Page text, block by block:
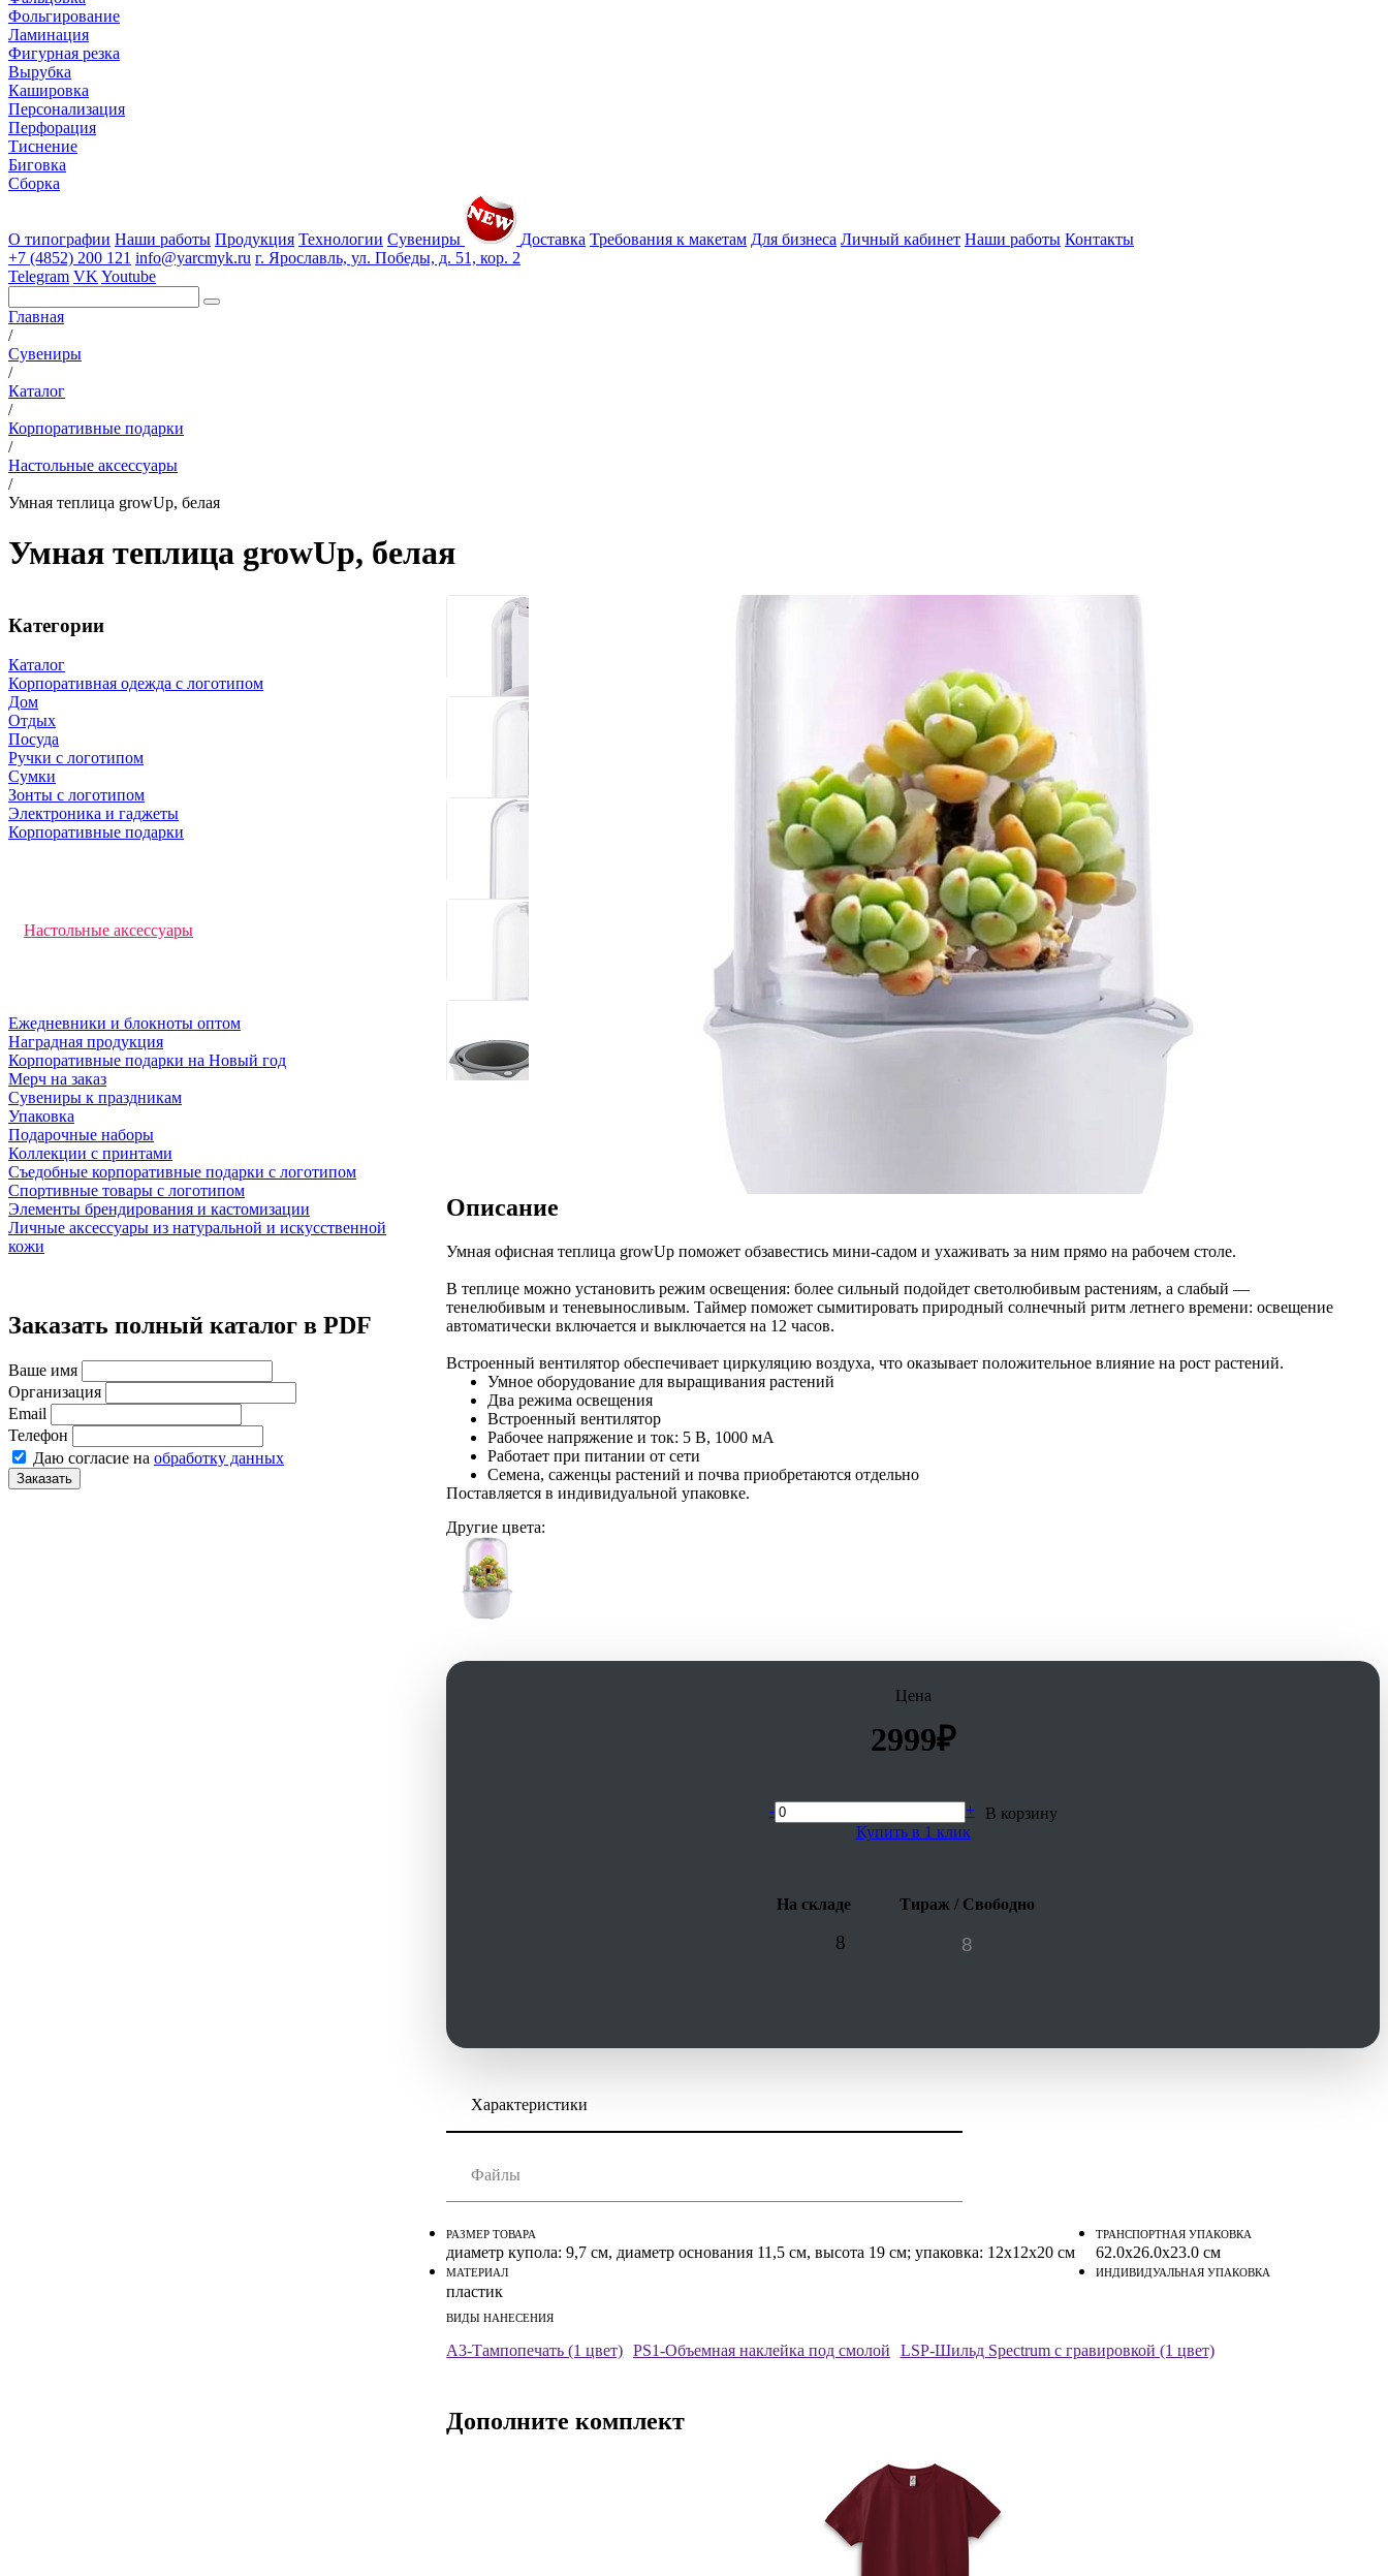
Фольгирование
Ламинация
Фигурная резка
Вырубка
Кашировка
Персонализация
Перфорация
Тиснение
Биговка
Сборка
О типографии Наши работы Продукция Технологии Сувениры Доставка Требования к макетам Для бизнеса Личный кабинет Наши работы Контакты
+7 (4852) 200 121 info@yarcmyk.ru г. Ярославль, ул. Победы, д. 51, кор. 2
Telegram VK Youtube
Главная
/
Сувениры
/
Каталог
/
Корпоративные подарки
/
Настольные аксессуары
/
Умная теплица growUp, белая
Умная теплица growUp, белая
Категории
Каталог
Корпоративная одежда с логотипом
Дом
Отдых
Посуда
Ручки с логотипом
Сумки
Зонты с логотипом
Электроника и гаджеты
Корпоративные подарки
Настольные аксессуары
Ежедневники и блокноты оптом
Наградная продукция
Корпоративные подарки на Новый год
Мерч на заказ
Сувениры к праздникам
Упаковка
Подарочные наборы
Коллекции с принтами
Съедобные корпоративные подарки с логотипом
Спортивные товары с логотипом
Элементы брендирования и кастомизации
Личные аксессуары из натуральной и искусственной
кожи
Заказать полный каталог в PDF
Ваше имя
Организация
Email
Телефон
Даю согласие на обработку данных
Заказать
Описание
Умная офисная теплица growUp поможет обзавестись мини-садом и ухаживать за ним прямо на рабочем столе.
В теплице можно установить режим освещения: более сильный подойдет светолюбивым растениям, а слабый —
тенелюбивым и теневыносливым. Таймер поможет сымитировать природный солнечный ритм летнего времени: освещение
автоматически включается и выключается на 12 часов.
Встроенный вентилятор обеспечивает циркуляцию воздуха, что оказывает положительное влияние на рост растений.
Умное оборудование для выращивания растений
Два режима освещения
Встроенный вентилятор
Рабочее напряжение и ток: 5 В, 1000 мА
Работает при питании от сети
Семена, саженцы растений и почва приобретаются отдельно
Поставляется в индивидуальной упаковке.
Другие цвета:
Цена
2999₽
- +
В корзину
Купить в 1 клик
На складе Тираж / Свободно
8
Характеристики
РАЗМЕР ТОВАРА
диаметр купола: 9,7 см, диаметр основания 11,5 см, высота 19 см; упаковка: 12x12x20 см
МАТЕРИАЛ
пластик
ТРАНСПОРТНАЯ УПАКОВКА
62.0x26.0x23.0 см
ИНДИВИДУАЛЬНАЯ УПАКОВКА
ВИДЫ НАНЕСЕНИЯ
A3-Тампопечать (1 цвет) PS1-Объемная наклейка под смолой LSP-Шильд Spectrum с гравировкой (1 цвет)
Файлы
Инструкция по сохранению pdf из Corel Draw
Инструкция по сохранению pdf из Adobe Illustrator
Дополните комплект